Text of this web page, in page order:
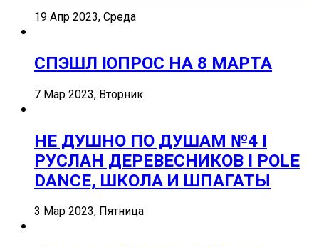
19 Апр 2023, Среда
СПЭШЛ ӏ ОПРОС НА 8 МАРТА
7 Мар 2023, Вторник
НЕ ДУШНО ПО ДУШАМ №4 I
РУСЛАН ДЕРЕВЕСНИКОВ I POLE
DANCE, ШКОЛА И ШПАГАТЫ
3 Мар 2023, Пятница